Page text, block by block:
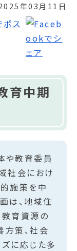
年03月11日
育中期
や教育委員
社会におけ
施策を中
は、地域住
育資源の
策、社会
に応じた多